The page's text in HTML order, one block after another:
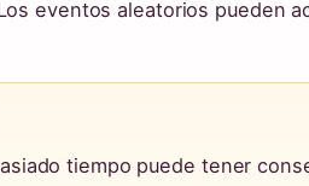
eventos aleatorios pueden
tiempo puede tener